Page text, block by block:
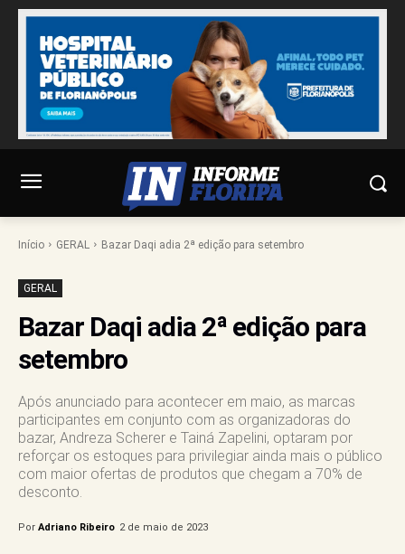
Início GERAL Bazar Daqi adia 2ª edição para setembro
GERAL
Bazar Daqi adia 2ª edição para
setembro
Após anunciado para acontecer em maio, as marcas
participantes em conjunto com as organizadoras do
bazar, Andreza Scherer e Tainá Zapelini, optaram por
reforçar os estoques para privilegiar ainda mais o público
com maior ofertas de produtos que chegam a 70% de
desconto.
Por Adriano Ribeiro 2 de maio de 2023